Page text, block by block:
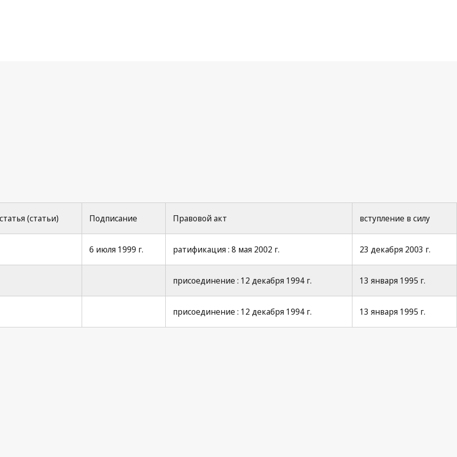
статья (статьи) Подписание Правовой акт вступление в силу
6 июля 1999 г. ратификация : 8 мая 2002 г. 23 декабря 2003 г.
присоединение : 12 декабря 1994 г. 13 января 1995 г.
присоединение : 12 декабря 1994 г. 13 января 1995 г.